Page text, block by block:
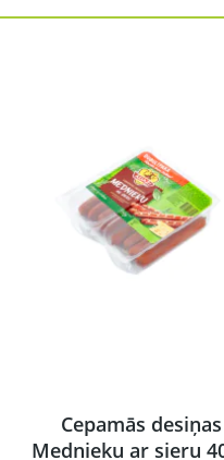
Cepamās desiņas
Mednieku ar sieru